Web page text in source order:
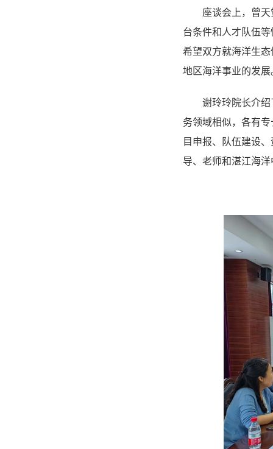
座谈会上，
曾
台条件和人才队伍等
希望双方就海洋生态
地区海洋事业的发展
谢玲玲院长介绍
务领域相似， 各有专
目申报、队伍建设、
导、老师和湛江海洋